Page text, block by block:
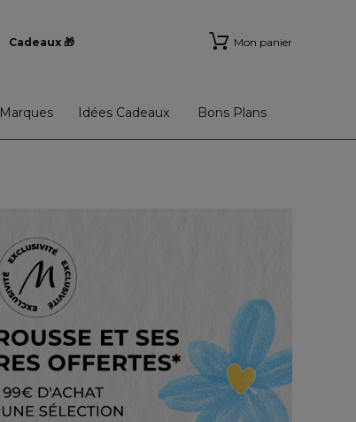
Cadeaux 🎁 Mon panier
Marques Idées Cadeaux Bons Plans